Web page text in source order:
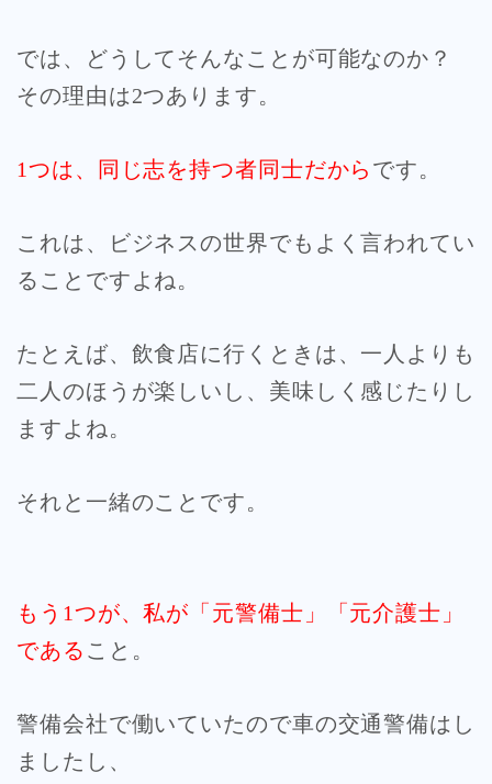
では、どうしてそんなことが可能なのか？
その理由は2つあります。
1つは、同じ志を持つ者同士だから です。
これは、ビジネスの世界でもよく言われてい
ることですよね。
たとえば、飲食店に行くときは、一人よりも
二人のほうが楽しいし、美味しく感じたりし
ますよね。
それと一緒のことです。
もう1つが、私が「元警備士」「元介護士」
である こと。
警備会社で働いていたので車の交通警備はし
ましたし、